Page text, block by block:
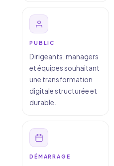
PUBLIC
Dirigeants, managers
et équipes souhaitant
une transformation
digitale structurée et
durable.
DÉMARRAGE